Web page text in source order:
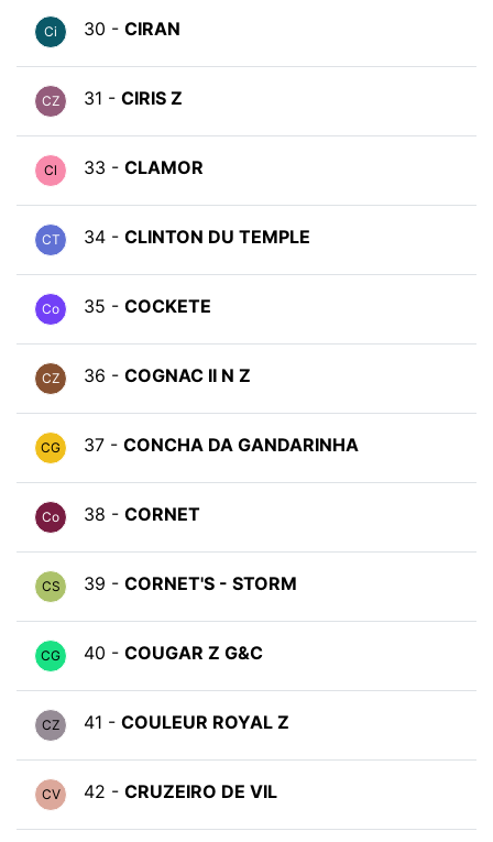
Ci 30 - CIRAN
CZ 31 - CIRIS Z
Cl 33 - CLAMOR
CT 34 - CLINTON DU TEMPLE
Co 35 - COCKETE
CZ 36 - COGNAC II N Z
CG 37 - CONCHA DA GANDARINHA
Co 38 - CORNET
CS 39 - CORNET'S - STORM
CG 40 - COUGAR Z G&C
CZ 41 - COULEUR ROYAL Z
CV 42 - CRUZEIRO DE VIL